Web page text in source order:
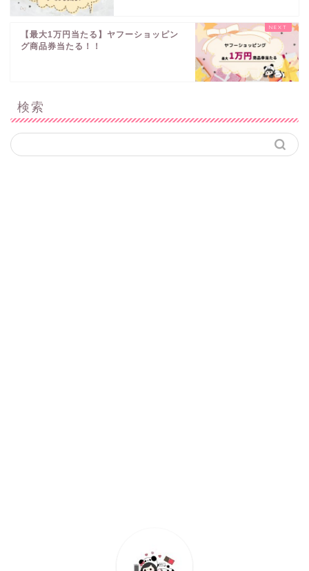
【最大1万円当たる】ヤフーショッピン
グ商品券当たる！！
検索